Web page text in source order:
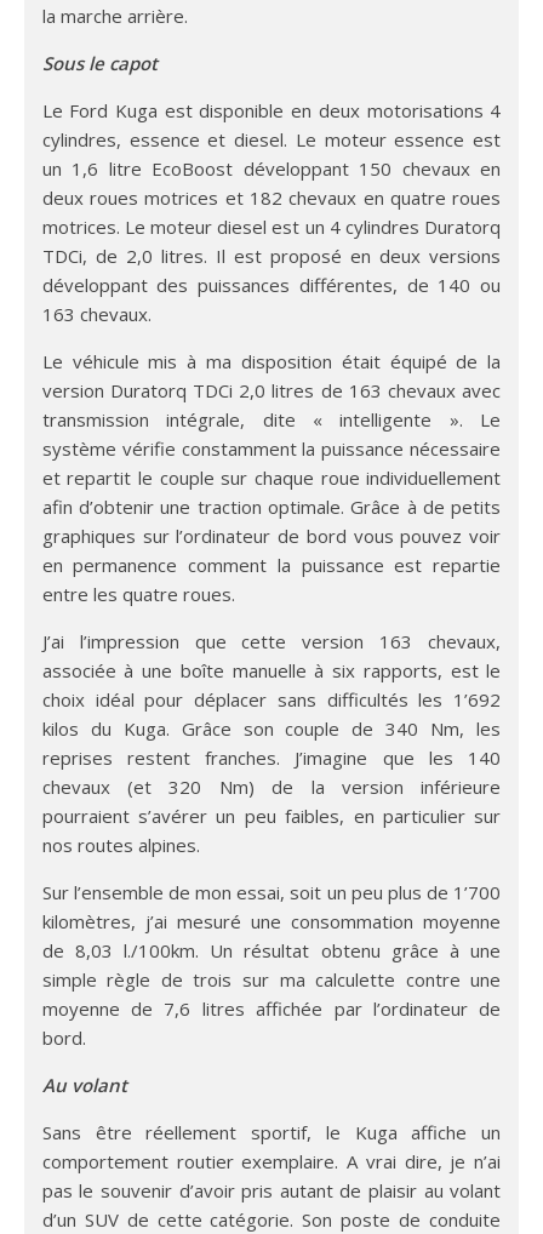
la marche arrière.
Sous le capot
Le Ford Kuga est disponible en deux motorisations 4
cylindres, essence et diesel. Le moteur essence est
un 1,6 litre EcoBoost développant 150 chevaux en
deux roues motrices et 182 chevaux en quatre roues
motrices. Le moteur diesel est un 4 cylindres Duratorq
TDCi, de 2,0 litres. Il est proposé en deux versions
développant des puissances différentes, de 140 ou
163 chevaux.
Le véhicule mis à ma disposition était équipé de la
version Duratorq TDCi 2,0 litres de 163 chevaux avec
transmission intégrale, dite « intelligente ». Le
système vérifie constamment la puissance nécessaire
et repartit le couple sur chaque roue individuellement
afin d’obtenir une traction optimale. Grâce à de petits
graphiques sur l’ordinateur de bord vous pouvez voir
en permanence comment la puissance est repartie
entre les quatre roues.
J’ai l’impression que cette version 163 chevaux,
associée à une boîte manuelle à six rapports, est le
choix idéal pour déplacer sans difficultés les 1’692
kilos du Kuga. Grâce son couple de 340 Nm, les
reprises restent franches. J’imagine que les 140
chevaux (et 320 Nm) de la version inférieure
pourraient s’avérer un peu faibles, en particulier sur
nos routes alpines.
Sur l’ensemble de mon essai, soit un peu plus de 1’700
kilomètres, j’ai mesuré une consommation moyenne
de 8,03 l./100km. Un résultat obtenu grâce à une
simple règle de trois sur ma calculette contre une
moyenne de 7,6 litres affichée par l’ordinateur de
bord.
Au volant
Sans être réellement sportif, le Kuga affiche un
comportement routier exemplaire. A vrai dire, je n’ai
pas le souvenir d’avoir pris autant de plaisir au volant
d’un SUV de cette catégorie. Son poste de conduite